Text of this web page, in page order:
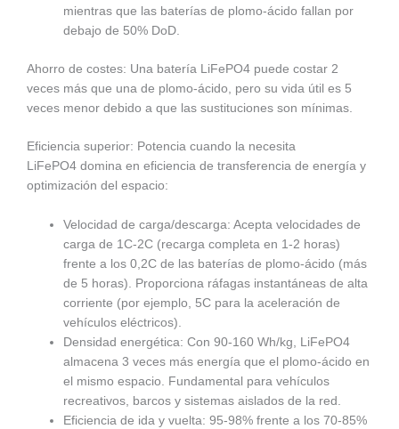
mientras que las baterías de plomo-ácido fallan por
debajo de 50% DoD.
Ahorro de costes: Una batería LiFePO4 puede costar 2
veces más que una de plomo-ácido, pero su vida útil es 5
veces menor debido a que las sustituciones son mínimas.
Eficiencia superior: Potencia cuando la necesita
LiFePO4 domina en eficiencia de transferencia de energía y
optimización del espacio:
Velocidad de carga/descarga: Acepta velocidades de
carga de 1C-2C (recarga completa en 1-2 horas)
frente a los 0,2C de las baterías de plomo-ácido (más
de 5 horas). Proporciona ráfagas instantáneas de alta
corriente (por ejemplo, 5C para la aceleración de
vehículos eléctricos).
Densidad energética: Con 90-160 Wh/kg, LiFePO4
almacena 3 veces más energía que el plomo-ácido en
el mismo espacio. Fundamental para vehículos
recreativos, barcos y sistemas aislados de la red.
Eficiencia de ida y vuelta: 95-98% frente a los 70-85%